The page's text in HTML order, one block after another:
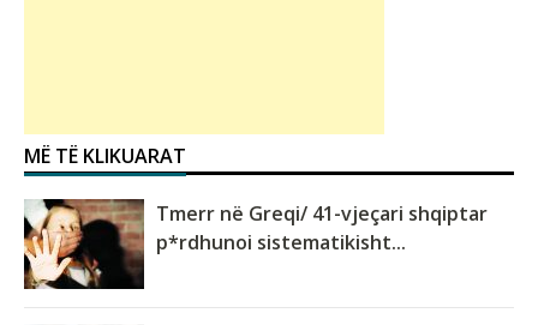
MË TË KLIKUARAT
Tmerr në Greqi/ 41-vjeçari shqiptar
p*rdhunoi sistematikisht...